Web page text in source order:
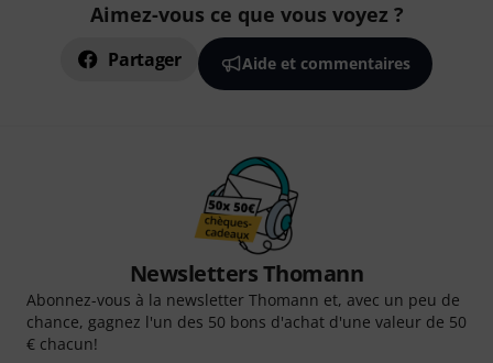
Aimez-vous ce que vous voyez ?
Partager Aide et commentaires
Newsletters Thomann
Abonnez-vous à la newsletter Thomann et, avec un peu de
chance, gagnez l'un des 50 bons d'achat d'une valeur de 50
€ chacun!